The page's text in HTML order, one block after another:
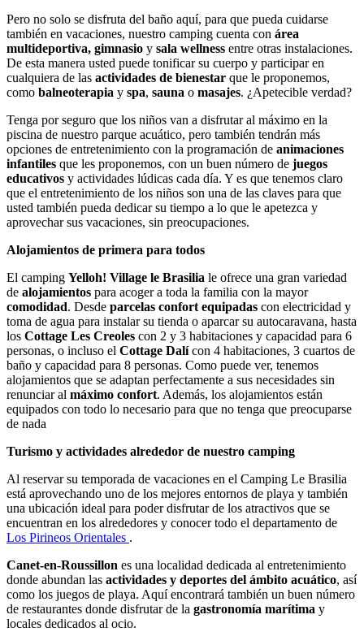
Pero no solo se disfruta del baño aquí, para que pueda cuidarse
también en vacaciones, nuestro camping cuenta con área
multideportiva, gimnasio y sala wellness entre otras instalaciones.
De esta manera usted puede tonificar su cuerpo y participar en
cualquiera de las actividades de bienestar que le proponemos,
como balneoterapia y spa, sauna o masajes. ¿Apetecible verdad?
Tenga por seguro que los niños van a disfrutar al máximo en la
piscina de nuestro parque acuático, pero también tendrán más
opciones de entretenimiento con la programación de animaciones
infantiles que les proponemos, con un buen número de juegos
educativos y actividades lúdicas cada día. Y es que tenemos claro
que el entretenimiento de los niños son una de las claves para que
usted también pueda dedicar su tiempo a lo que le apetezca y
aprovechar sus vacaciones, sin preocupaciones.
Alojamientos de primera para todos
El camping Yelloh! Village le Brasilia le ofrece una gran variedad
de alojamientos para acoger a toda la familia con la mayor
comodidad. Desde parcelas confort equipadas con electricidad y
toma de agua para instalar su tienda o aparcar su autocaravana, hasta
los Cottage Les Creoles con 2 y 3 habitaciones y capacidad para 6
personas, o incluso el Cottage Dalícon 4 habitaciones, 3 cuartos de
baño y capacidad para 8 personas. Como puede ver, tenemos
alojamientos que se adaptan perfectamente a sus necesidades sin
renunciar al máximo confort. Además, los alojamientos están
equipados con todo lo necesario para que no tenga que preocuparse
de nada
Turismo y actividades alrededor de nuestro camping
Al reservar su temporada de vacaciones en el Camping Le Brasilia
está aprovechando uno de los mejores entornos de playa y también
una ubicación ideal para poder disfrutar de los atractivos que se
encuentran en los alrededores y conocer todo el departamento de
Los Pirineos Orientales .
Canet-en-Roussillon es una localidad dedicada al entretenimiento
donde abundan las actividades y deportes del ámbito acuático, así
como los juegos de playa. Aquí encontrará también un buen número
de restaurantes donde disfrutar de la gastronomía marítima y
locales dedicados al ocio.